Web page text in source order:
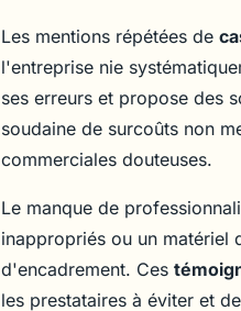
Les mentions répétées de
l'entreprise nie
ses erreurs et propose des
soudaine de surcoûts non
commerciales douteuses.
Le manque de
inappropriés ou un matériel
d'encadrement. Ces
les prestataires à éviter et